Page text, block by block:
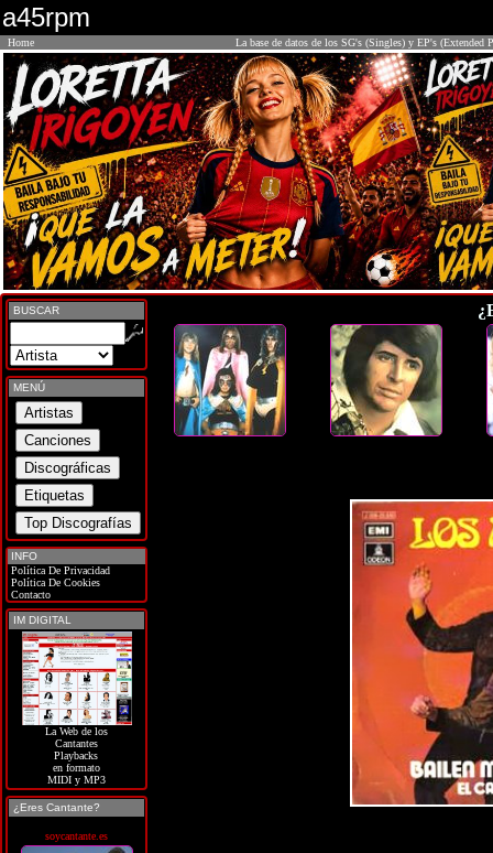
a45rpm
Home La base de datos de los SG's (Singles) y EP's (Extended
BUSCAR
MENÚ
INFO
Política De Privacidad
Política De Cookies
Contacto
IM DIGITAL
La Web de los
Cantantes
Playbacks
en formato
MIDI y MP3
¿Eres Cantante?
soycantante.es